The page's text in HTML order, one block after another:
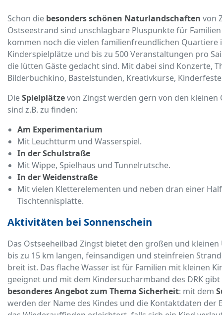
Schon die besonders schönen Naturlandschaften von
Ostseestrand sind unschlagbare Pluspunkte für
kommen noch die vielen familienfreundlichen Quartiere
Kinderspielplätze und bis zu 500 Veranstaltungen pro
die lütten Gäste gedacht sind. Mit dabei sind Konzerte,
Bilderbuchkino, Bastelstunden, Kreativkurse,
DieSpielplätzevon Zingst werden gern von den kleinen
sind z.B. zu finden:
Am Experimentarium
Mit Leuchtturm und Wasserspiel.
In der Schulstraße
Mit Wippe, Spielhaus und Tunnelrutsche.
In der Weidenstraße
Mit vielen Kletterelementen und neben dran einer
Tischtennisplatte.
Aktivitäten bei Sonnenschein
Das Ostseeheilbad Zingst bietet den großen und
bis zu 15 km langen, feinsandigen und steinfreien
breit ist. Das flache Wasser ist für Familien mit kleinen
geeignet und mit dem Kindersucharmband des DRK
besonderes Angebot zum Thema Sicherheit: mit dem
werden der Name des Kindes und die Kontaktdaten der